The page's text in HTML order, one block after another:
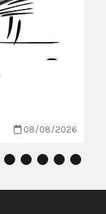
08/08/2026